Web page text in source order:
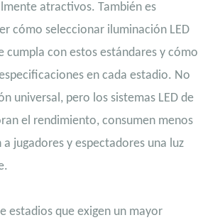
atractivos. También es
cómo seleccionar iluminación LED
cumpla con estos estándares y cómo
en cada estadio. No
universal, pero los sistemas LED de
el rendimiento, consumen menos
jugadores y espectadores una luz
estadios que exigen un mayor